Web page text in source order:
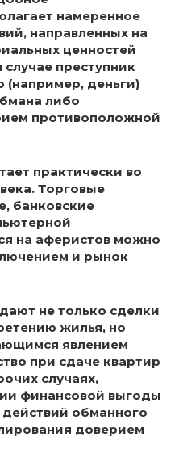
намеренное
направленных на
ценностей
преступник
(например, деньги)
либо
противоположной
практически во
Торговые
банковские
на аферистов можно
и рынок
не только сделки
жилья, но
явлением
при сдаче квартир
случаях,
финансовой выгоды
действий обманного
доверием